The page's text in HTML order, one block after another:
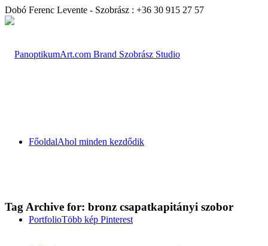
Dobó Ferenc Levente - Szobrász : +36 30 915 27 57
FőoldalAhol minden kezdődik
PortfolioTöbb kép Pinterest
Tag Archive for: bronz csapatkapitányi szobor